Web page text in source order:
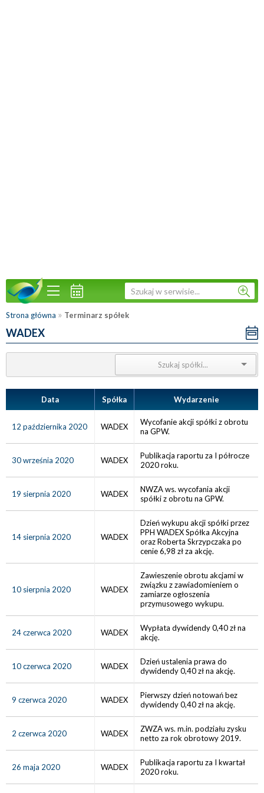
Strona główna » Terminarz spółek
WADEX
Data Spółka Wydarzenie
12 października 2020 WADEX
Wycofanie akcji spółki z obrotu
na GPW.
30 września 2020 WADEX
Publikacja raportu za I półrocze
2020 roku.
19 sierpnia 2020 WADEX
NWZA ws. wycofania akcji
spółki z obrotu na GPW.
14 sierpnia 2020 WADEX
Dzień wykupu akcji spółki przez
PPH WADEX Spółka Akcyjna
oraz Roberta Skrzypczaka po
cenie 6,98 zł za akcję.
10 sierpnia 2020 WADEX
Zawieszenie obrotu akcjami w
związku z zawiadomieniem o
zamiarze ogłoszenia
przymusowego wykupu.
24 czerwca 2020 WADEX
Wypłata dywidendy 0,40 zł na
akcję.
10 czerwca 2020 WADEX
Dzień ustalenia prawa do
dywidendy 0,40 zł na akcję.
9 czerwca 2020 WADEX
Pierwszy dzień notowań bez
dywidendy 0,40 zł na akcję.
2 czerwca 2020 WADEX
ZWZA ws. m.in. podziału zysku
netto za rok obrotowy 2019.
26 maja 2020 WADEX
Publikacja raportu za I kwartał
2020 roku.